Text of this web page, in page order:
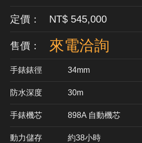
定價： NT$ 545,000
售價： 來電洽詢
手錶錶徑 34mm
防水深度 30m
手錶機芯 ​898A 自動機芯
動力儲存 約38小時